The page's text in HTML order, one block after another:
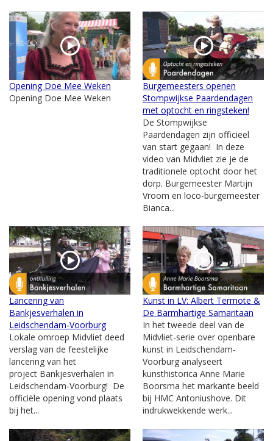
Opening Doe Mee Weken
Opening Doe Mee Weken
Burgemeesters openen
Stompwijkse Paardendagen
met optocht en ringsteken!
De Stompwijkse
Paardendagen zijn officieel
van start gegaan! In deze
video van Midvliet zie je de
traditionele optocht door het
dorp. Burgemeester Martijn
Vroom en loco-burgemeester
Bianca...
Lancering van
Bankjesverhalen in
Leidschendam-Voorburg
Lokale omroep Midvliet deed
verslag van de feestelijke
lancering van het
project Bankjesverhalen in
Leidschendam-Voorburg! De
officiële opening vond plaats
bij het...
Kunst in LV: Albert Termote &
De Barmhartige Samaritaan
In het tweede deel van de
Midvliet-serie over openbare
kunst in Leidschendam-
Voorburg analyseert
kunsthistorica Anne Marie
Boorsma het markante beeld
bij HMC Antoniushove. Dit
indrukwekkende werk...